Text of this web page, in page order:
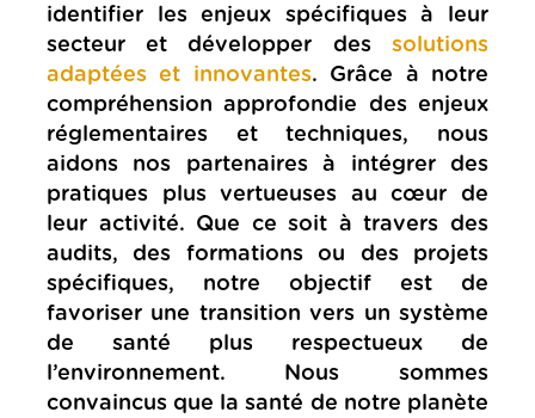
identifier les enjeux spécifiques à leur
secteur et développer dessolutions
adaptées et innovantes. Grâce à notre
compréhension approfondie des enjeux
réglementaires et techniques, nous
aidons nos partenaires à intégrer des
pratiques plus vertueuses au cœur de
leur activité. Que ce soit à travers des
audits, des formations ou des projets
spécifiques, notre objectif est de
favoriser une transition vers un système
de santé plus respectueux de
l’environnement. Nous sommes
convaincus que la santé de notre planète